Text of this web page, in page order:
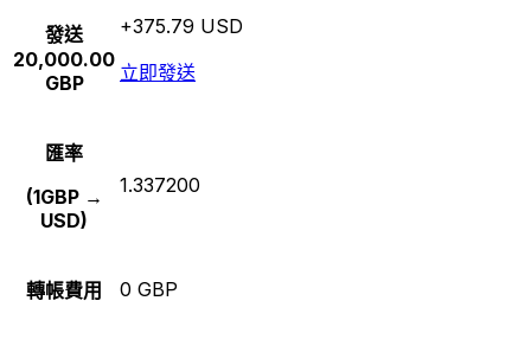
發送
20,000.00
GBP
+375.79 USD
立即發送
匯率
(1GBP →
USD)
1.337200
轉帳費用 0 GBP